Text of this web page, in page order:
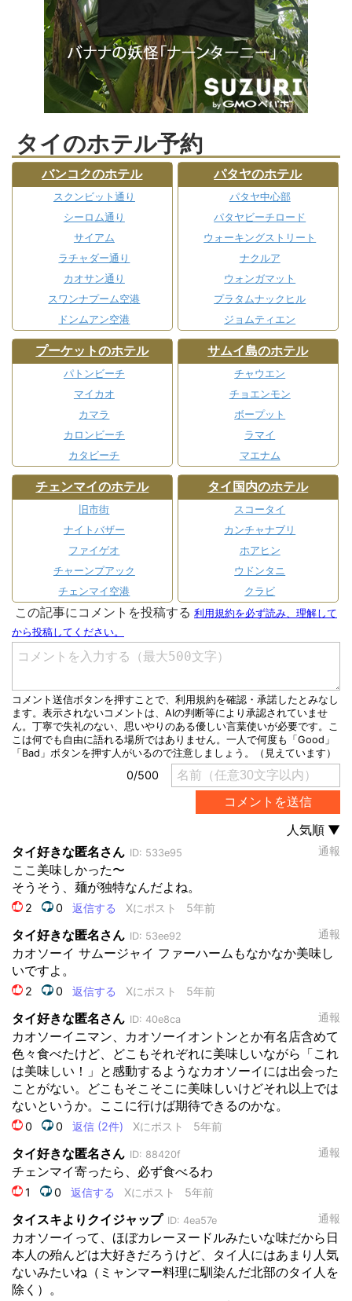
タイのホテル予約
バンコクのホテル
スクンビット通り
シーロム通り
サイアム
ラチャダー通り
カオサン通り
スワンナプーム空港
ドンムアン空港
パタヤのホテル
パタヤ中心部
パタヤビーチロード
ウォーキングストリート
ナクルア
ウォンガマット
プラタムナックヒル
ジョムティエン
プーケットのホテル
パトンビーチ
マイカオ
カマラ
カロンビーチ
カタビーチ
サムイ島のホテル
チャウエン
チョエンモン
ボープット
ラマイ
マエナム
チェンマイのホテル
旧市街
ナイトバザー
ファイゲオ
チャーンプアック
チェンマイ空港
タイ国内のホテル
スコータイ
カンチャナブリ
ホアヒン
ウドンタニ
クラビ